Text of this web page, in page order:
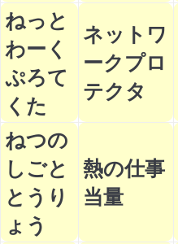
ねっと
わーく
ぷろて
くた
ネットワ
ークプロ
テクタ
ねつの
しごと
とうり
ょう
熱の仕事
当量